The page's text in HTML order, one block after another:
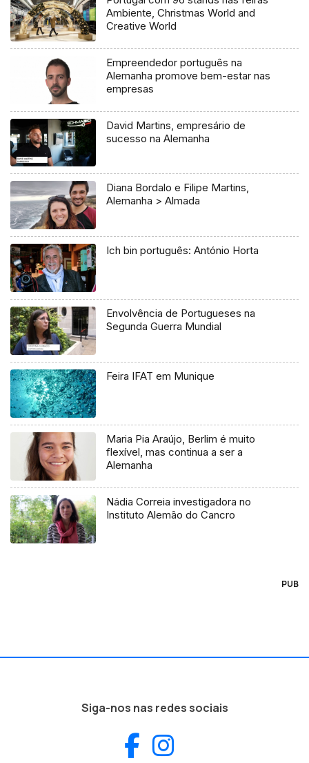
Ambiente, Christmas World and
Creative World
Empreendedor português na
Alemanha promove bem-estar nas
empresas
David Martins, empresário de
sucesso na Alemanha
Diana Bordalo e Filipe Martins,
Alemanha > Almada
Ich bin português: António Horta
Envolvência de Portugueses na
Segunda Guerra Mundial
Feira IFAT em Munique
Maria Pia Araújo, Berlim é muito
flexível, mas continua a ser a
Alemanha
Nádia Correia investigadora no
Instituto Alemão do Cancro
PUB
Siga-nos nas redes sociais
Facebook